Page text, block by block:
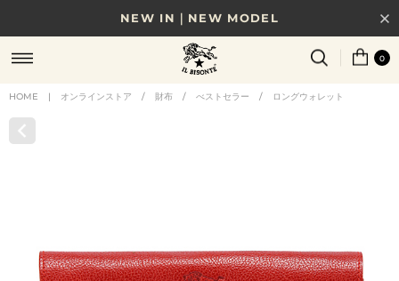
NEW IN｜NEW MODEL
8/17(月)10時まで｜税込11,000円以上で送料無料
贈る相手やシーンから選べる、新しいギフトガイド
0
HOME | オンラインストア / 財布 / べストセラー / ロングウォレット